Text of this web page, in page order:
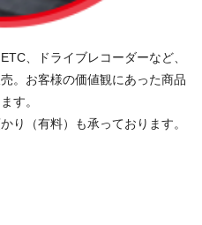
、ドライブレコーダーなど、
。お客様の価値観にあった商品
す。
り（有料）も承っております。